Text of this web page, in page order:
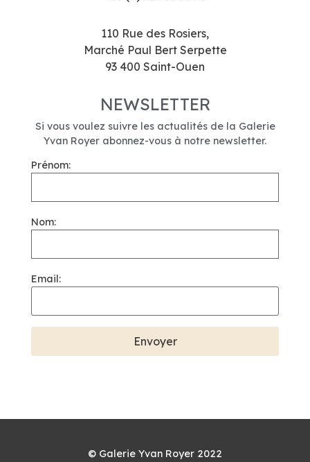
110 Rue des Rosiers,
Marché Paul Bert Serpette
93 400 Saint-Ouen
NEWSLETTER
Si vous voulez suivre les actualités de la Galerie
Yvan Royer abonnez-vous à notre newsletter.
Prénom:
Nom:
Email:
© Galerie Yvan Royer 2022